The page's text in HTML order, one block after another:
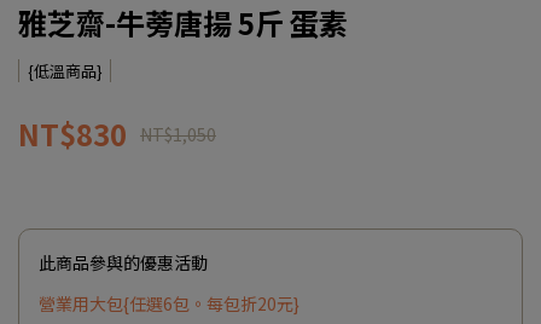
雅芝齋-牛蒡唐揚 5斤 蛋素
{低溫商品}
NT$830 NT$1,050
此商品參與的優惠活動
營業用大包{任選6包。每包折20元}